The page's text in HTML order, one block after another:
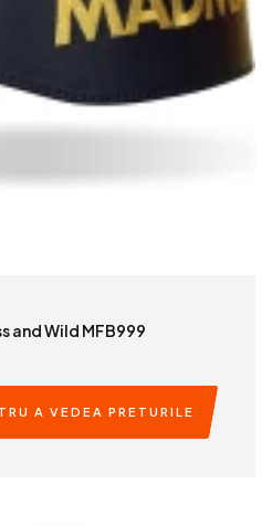
and Wild MFB999
A VEDEA PRETURILE